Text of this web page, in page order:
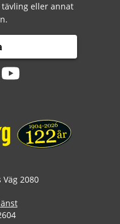
eller annat
Väg 2080